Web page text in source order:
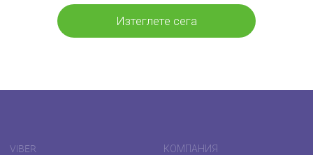
Изтеглете сега
VIBER КОМПАНИЯ